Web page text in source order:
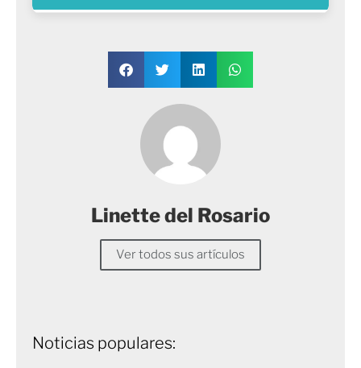
Linette del Rosario
Ver todos sus artículos
Noticias populares: